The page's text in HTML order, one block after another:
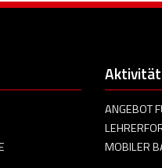
ANGEBOT
MOBILER